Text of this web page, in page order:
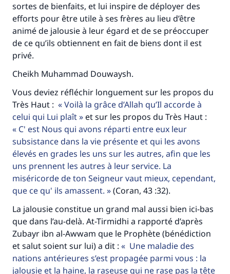
sortes de bienfaits, et lui inspire de déployer des
efforts pour être utile à ses frères au lieu d’être
animé de jalousie à leur égard et de se préoccuper
de ce qu’ils obtiennent en fait de biens dont il est
privé.
Cheikh Muhammad Douwaysh.
Vous deviez réfléchir longuement sur les propos du
Très Haut :
Voilà la grâce d’Allah qu’Il accorde à
celui qui Lui plaît
et sur les propos du Très Haut :
C' est Nous qui avons réparti entre eux leur
subsistance dans la vie présente et qui les avons
élevés en grades les uns sur les autres, afin que les
uns prennent les autres à leur service. La
miséricorde de ton Seigneur vaut mieux, cependant,
que ce qu' ils amassent.
(Coran, 43 :32).
La jalousie constitue un grand mal aussi bien ici-bas
que dans l’au-delà. At-Tirmidhi a rapporté d’après
Zubayr ibn al-Awwam que le Prophète (bénédiction
et salut soient sur lui) a dit :
Une maladie des
nations antérieures s’est propagée parmi vous : la
jalousie et la haine, la raseuse qui ne rase pas la tête